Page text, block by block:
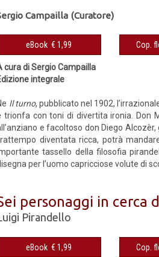
Campailla (Curatore)
eBook € 1,99
cura di Sergio Campailla
integrale
Il turno, pubblicato nel 1902,
trionfa con toni di divertita ironia. Don
e facoltoso don Diego
diventata ricca, potrà
tassello della filosofia
per l’uomo capricciose volute di
personaggi in cerca
Pirandello
eBook € 1,99